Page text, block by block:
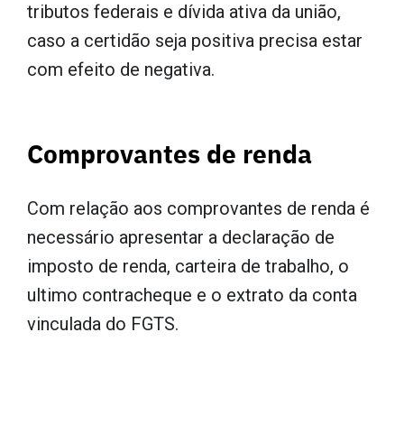
tributos federais e dívida ativa da união,
caso a certidão seja positiva precisa estar
com efeito de negativa.
Comprovantes de renda
Com relação aos comprovantes de renda é
necessário apresentar a declaração de
imposto de renda, carteira de trabalho, o
ultimo contracheque e o extrato da conta
vinculada do FGTS.